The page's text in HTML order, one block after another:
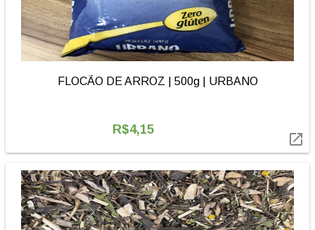
FLOCÃO DE ARROZ | 500g | URBANO
R$4,15
